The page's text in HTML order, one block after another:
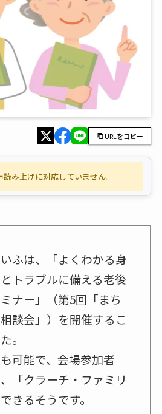
URLをコピー
み上げに対応していません。
ふは、「よくわかる身
トラブルに備える老後
ナー」（第5回「まち
談会」）を開催するこ
。
可能で、会場参加者
「クラーチ・ファミリ
きるそうです。